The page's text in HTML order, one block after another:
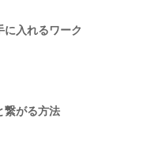
に入れるワーク
繋がる方法